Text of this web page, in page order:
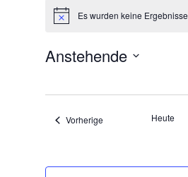
HinweisEs wurden keine
Anstehende
Vorherige Veranstaltungen
Heute